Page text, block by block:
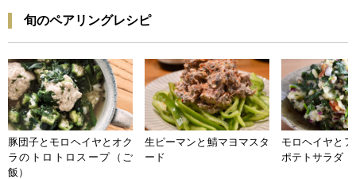
旬のペアリングレシピ
豚団子とモロヘイヤとオク
ラのトロトロスープ（ご
飯）
生ピーマンと鯖マヨマスタ
ード
モロヘイヤと
ポテトサラダ